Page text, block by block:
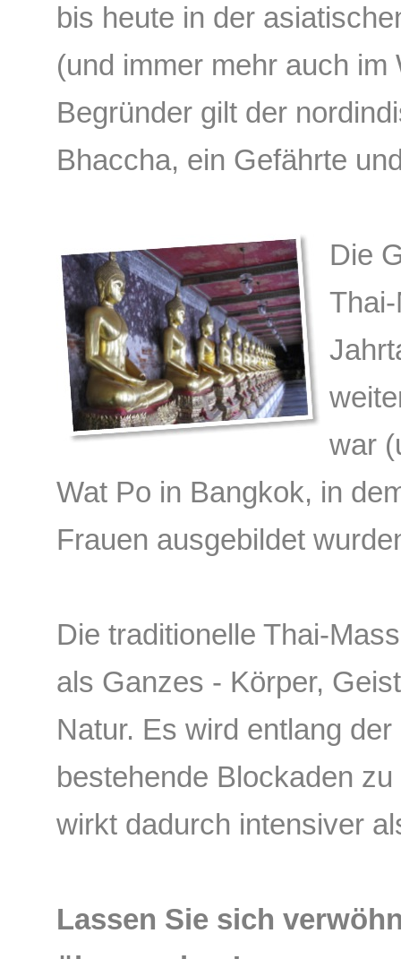
bis heute in der
(und immer mehr auch
Begründer gilt der
Bhaccha, ein Gefährte
Die
war
Wat Po in Bangkok, in
Frauen ausgebildet
Die traditionelle Thai-
als Ganzes - Körper,
Natur. Es wird entlang
bestehende Blockaden
wirkt dadurch intensiver
Lassen Sie sich